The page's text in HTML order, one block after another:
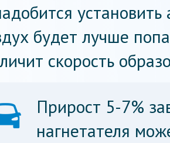
будет лучше
скорость
Прирост 5-7%
нагнетателя